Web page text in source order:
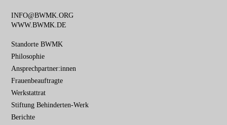
INFO@BWMK.ORG
WWW.BWMK.DE
Navigation
überspringen
Standorte BWMK
Philosophie
Ansprechpartner:innen
Frauenbeauftragte
Werkstattrat
Stiftung Behinderten-Werk
Berichte